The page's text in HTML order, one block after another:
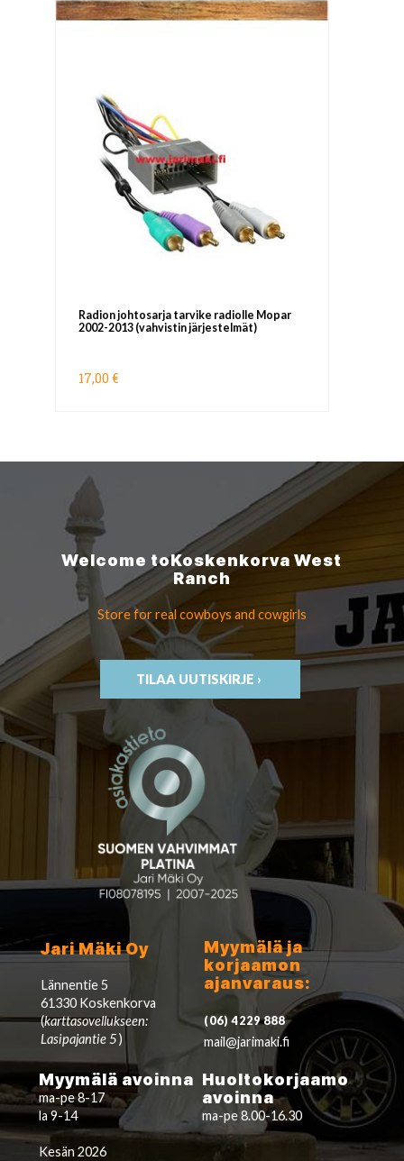
Radion johtosarja tarvike radiolle Mopar
2002-2013 (vahvistin järjestelmät)
17,00 €
Welcome toKoskenkorvaWest
Ranch
Store for real cowboys and cowgirls
TILAA UUTISKIRJE ›
Jari Mäki Oy
Lännentie 5
61330 Koskenkorva
(karttasovellukseen:
Lasipajantie 5)
Myymälä ja
korjaamon
ajanvaraus:
(06) 4229 888
mail@jarimaki.fi
Myymälä avoinna
ma-pe 8-17
la 9-14
Kesän 2026
Huoltokorjaamo
avoinna
ma-pe 8.00-16.30